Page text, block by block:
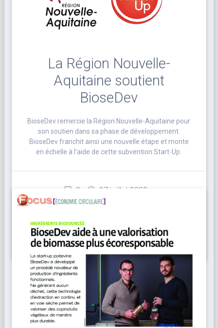
La Région Nouvelle-
Aquitaine soutient
BioseDev
BioseDev remercie la Région Nouvelle-Aquitaine pour
son soutien dans sa phase de développement.
BioseDev franchit ainsi une nouvelle étape et monte
en échelle à l’aide de cette subvention Start-Up.
0 27 juillet 2020
Lire la suite